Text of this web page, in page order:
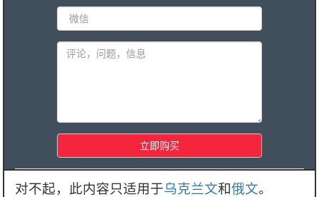
对不起，此内容只适用于乌克兰文和俄文。